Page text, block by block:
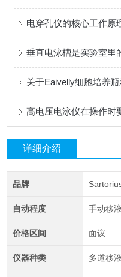
电穿孔仪的核心工作原
垂直电泳槽是实验室里
关于Eaivelly细胞培养
高电压电泳仪在操作时
详细介绍
品牌
自动程度 手动移
价格区间 面议
仪器种类 多道移